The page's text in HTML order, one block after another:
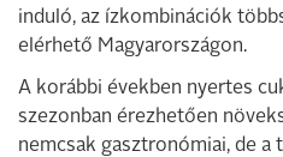
induló, az ízkombinációk
elérhető Magyarországon.
A korábbi években nyertes
szezonban érezhetően
nemcsak gasztronómiai, de